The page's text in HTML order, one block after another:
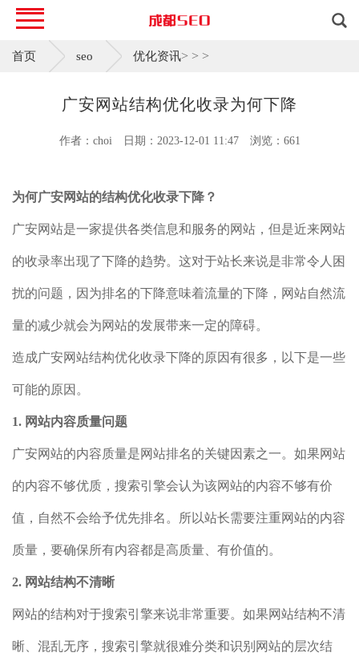
首页 >
seo >
优化资讯 >
广安网站结构优化收录为何下降
作者：choi 日期：2023-12-01 11:47 浏览：661
为何广安网站的结构优化收录下降？
广安网站是一家提供各类信息和服务的网站，但是近来网站
的收录率出现了下降的趋势。这对于站长来说是非常令人困
扰的问题，因为排名的下降意味着流量的下降，网站自然流
量的减少就会为网站的发展带来一定的障碍。
造成广安网站结构优化收录下降的原因有很多，以下是一些
可能的原因。
1. 网站内容质量问题
广安网站的内容质量是网站排名的关键因素之一。如果网站
的内容不够优质，搜索引擎会认为该网站的内容不够有价
值，自然不会给予优先排名。所以站长需要注重网站的内容
质量，要确保所有内容都是高质量、有价值的。
2. 网站结构不清晰
网站的结构对于搜索引擎来说非常重要。如果网站结构不清
晰、混乱无序，搜索引擎就很难分类和识别网站的层次结